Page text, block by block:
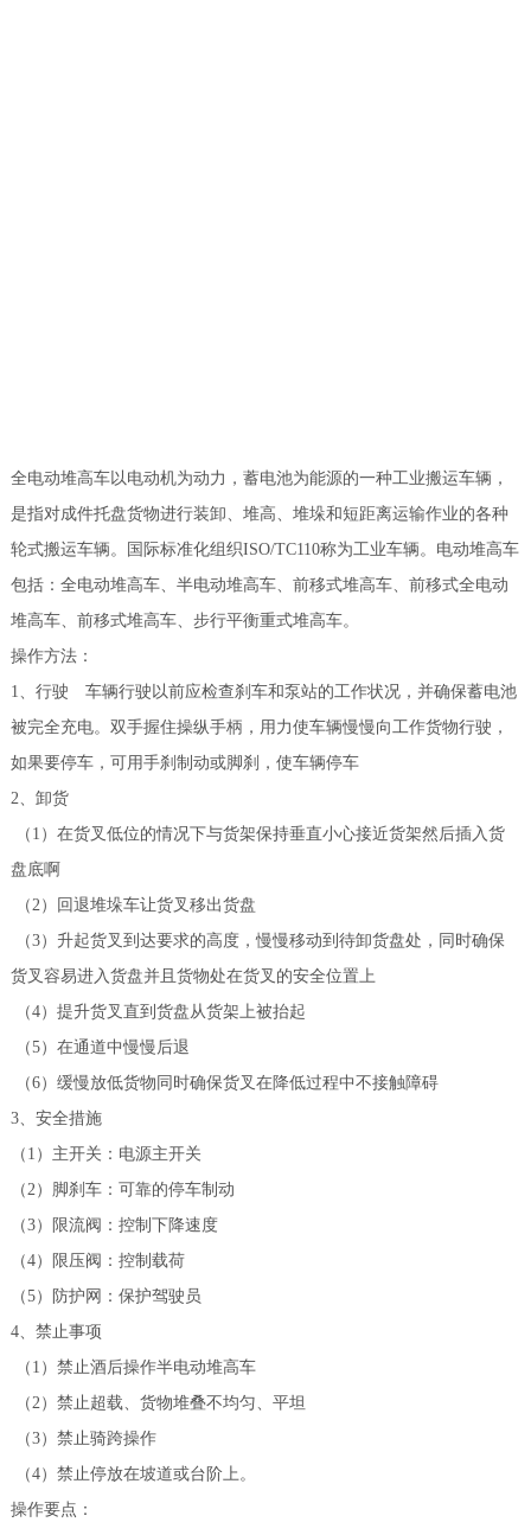
全电动堆高车以电动机为动力，蓄电池为能源的一种工业搬运车辆，
是指对成件托盘货物进行装卸、堆高、堆垛和短距离运输作业的各种
轮式搬运车辆。国际标准化组织ISO/TC110称为工业车辆。电动堆高车
包括：全电动堆高车、半电动堆高车、前移式堆高车、前移式全电动
堆高车、前移式堆高车、步行平衡重式堆高车。
操作方法：
1、行驶 车辆行驶以前应检查刹车和泵站的工作状况，并确保蓄电池
被完全充电。双手握住操纵手柄，用力使车辆慢慢向工作货物行驶，
如果要停车，可用手刹制动或脚刹，使车辆停车
2、卸货
（1）在货叉低位的情况下与货架保持垂直小心接近货架然后插入货
盘底啊
（2）回退堆垛车让货叉移出货盘
（3）升起货叉到达要求的高度，慢慢移动到待卸货盘处，同时确保
货叉容易进入货盘并且货物处在货叉的安全位置上
（4）提升货叉直到货盘从货架上被抬起
（5）在通道中慢慢后退
（6）缓慢放低货物同时确保货叉在降低过程中不接触障碍
3、安全措施
（1）主开关：电源主开关
（2）脚刹车：可靠的停车制动
（3）限流阀：控制下降速度
（4）限压阀：控制载荷
（5）防护网：保护驾驶员
4、禁止事项
（1）禁止酒后操作半电动堆高车
（2）禁止超载、货物堆叠不均匀、平坦
（3）禁止骑跨操作
（4）禁止停放在坡道或台阶上。
操作要点：